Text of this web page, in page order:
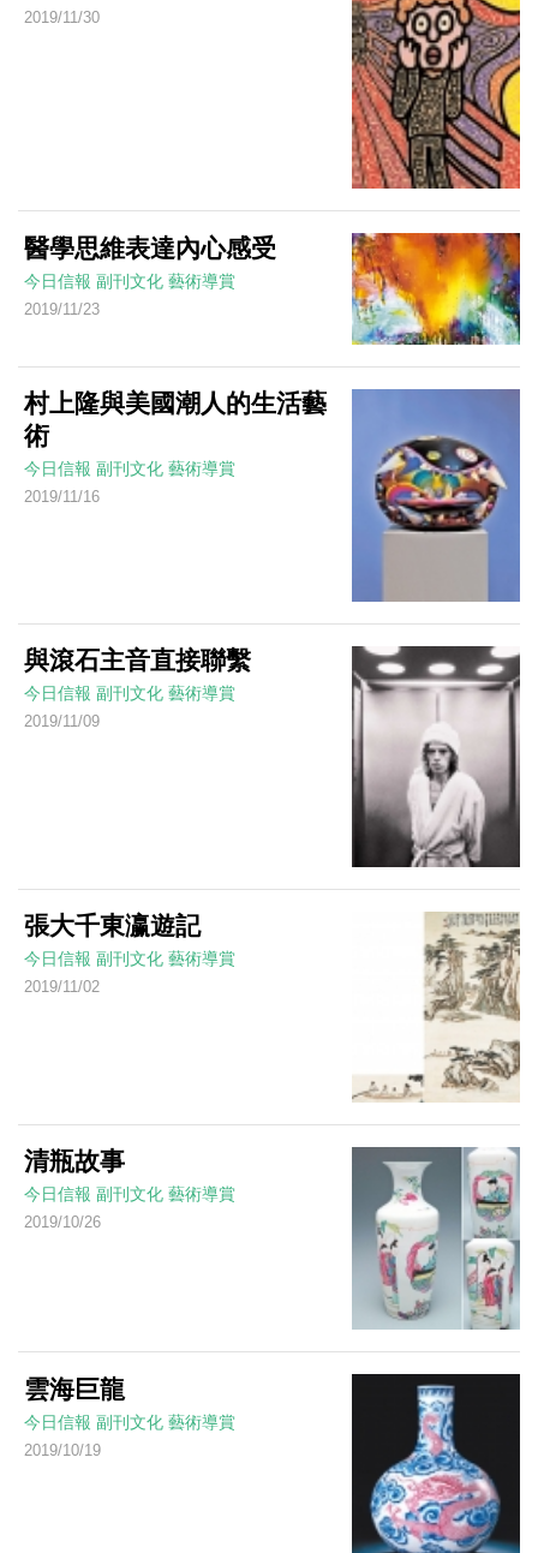
2019/11/30
醫學思維表達內心感受
今日信報 副刊文化 藝術導賞
2019/11/23
村上隆與美國潮人的生活藝
術
今日信報 副刊文化 藝術導賞
2019/11/16
與滾石主音直接聯繫
今日信報 副刊文化 藝術導賞
2019/11/09
張大千東瀛遊記
今日信報 副刊文化 藝術導賞
2019/11/02
清瓶故事
今日信報 副刊文化 藝術導賞
2019/10/26
雲海巨龍
今日信報 副刊文化 藝術導賞
2019/10/19